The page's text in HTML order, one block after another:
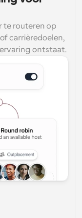
te routeren op
carrièredoelen,
ontstaat.